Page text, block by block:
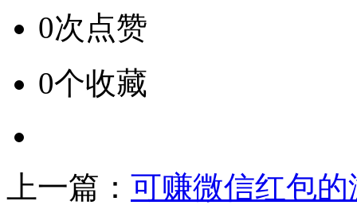
0次点赞
0个收藏
上一篇： 可赚微信红包的